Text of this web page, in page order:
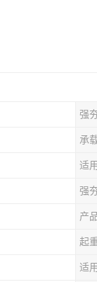
强
承
适
强
产
起
适